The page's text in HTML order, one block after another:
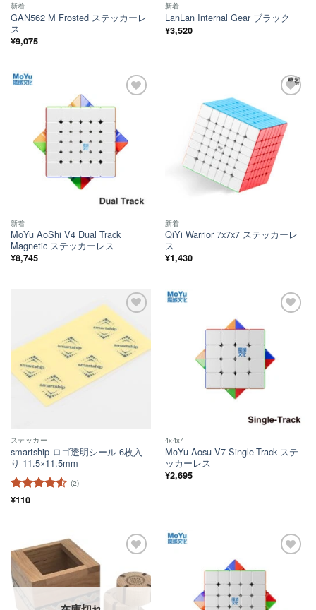
新着
GAN562 M Frosted ステッカーレ
ス
¥9,075
新着
LanLan Internal Gear ブラック
¥3,520
新着
MoYu AoShi V4 Dual Track
Magnetic ステッカーレス
¥8,745
新着
QiYi Warrior 7x7x7 ステッカーレ
ス
¥1,430
ほし
い！
ステッカー
smartship ロゴ透明シール 6枚入
り 11.5×11.5mm
5段階中
(2)
¥110
4x4x4
MoYu Aosu V7 Single-Track ステ
ッカーレス
¥2,695
い！